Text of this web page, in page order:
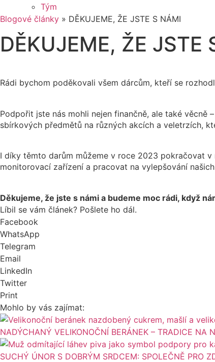
Tým
Blogové články » DĚKUJEME, ŽE JSTE S NÁMI
DĚKUJEME, ŽE JSTE
Rádi bychom poděkovali všem dárcům, kteří se
Podpořit jste nás mohli nejen finančně, ale také
sbírkových předmětů na různých akcích a veletrzích,
I díky těmto darům můžeme v roce 2023 pokračovat
monitorovací zařízení a pracovat na vylepšování
Děkujeme, že jste s námi a budeme moc rádi, když
Líbil se vám článek? Pošlete ho dál.
Facebook
WhatsApp
Telegram
Email
LinkedIn
Twitter
Print
Mohlo by vás zajímat:
NADÝCHANÝ VELIKONOČNÍ BERÁNEK – TRADICE NA
SUCHÝ ÚNOR S DOBRÝM SRDCEM: SPOLEČNĚ PRO